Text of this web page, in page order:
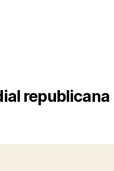
republicana